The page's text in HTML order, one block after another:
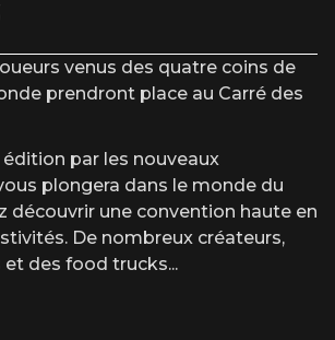
venus des quatre coins de
prendront place au Carré des
par les nouveaux
plongera dans le monde du
découvrir une convention haute en
De nombreux créateurs,
et des food trucks...